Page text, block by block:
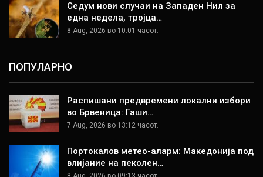
Седум нови случаи на Западен Нил за
една недела, тројца…
8 Aug, 2026 во 10:01 часот.
ПОПУЛАРНО
Распишани предвремени локални избори
во Брвеница: Гаши…
7 Aug, 2026 во 13:12 часот.
Портокалов метео-аларм: Македонија под
влијание на пеколен…